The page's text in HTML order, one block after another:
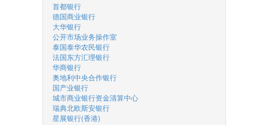
首都银行
德国商业银行
大华银行
公开市场业务操作室
泰国泰华农民银行
法国东方汇理银行
华商银行
奥地利中央合作银行
国产业银行
城市商业银行资金清算中心
瑞典北欧斯安银行
星展银行(香港)